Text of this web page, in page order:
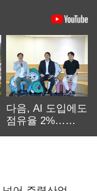
다음, AI 도입에도
점유율 2%…